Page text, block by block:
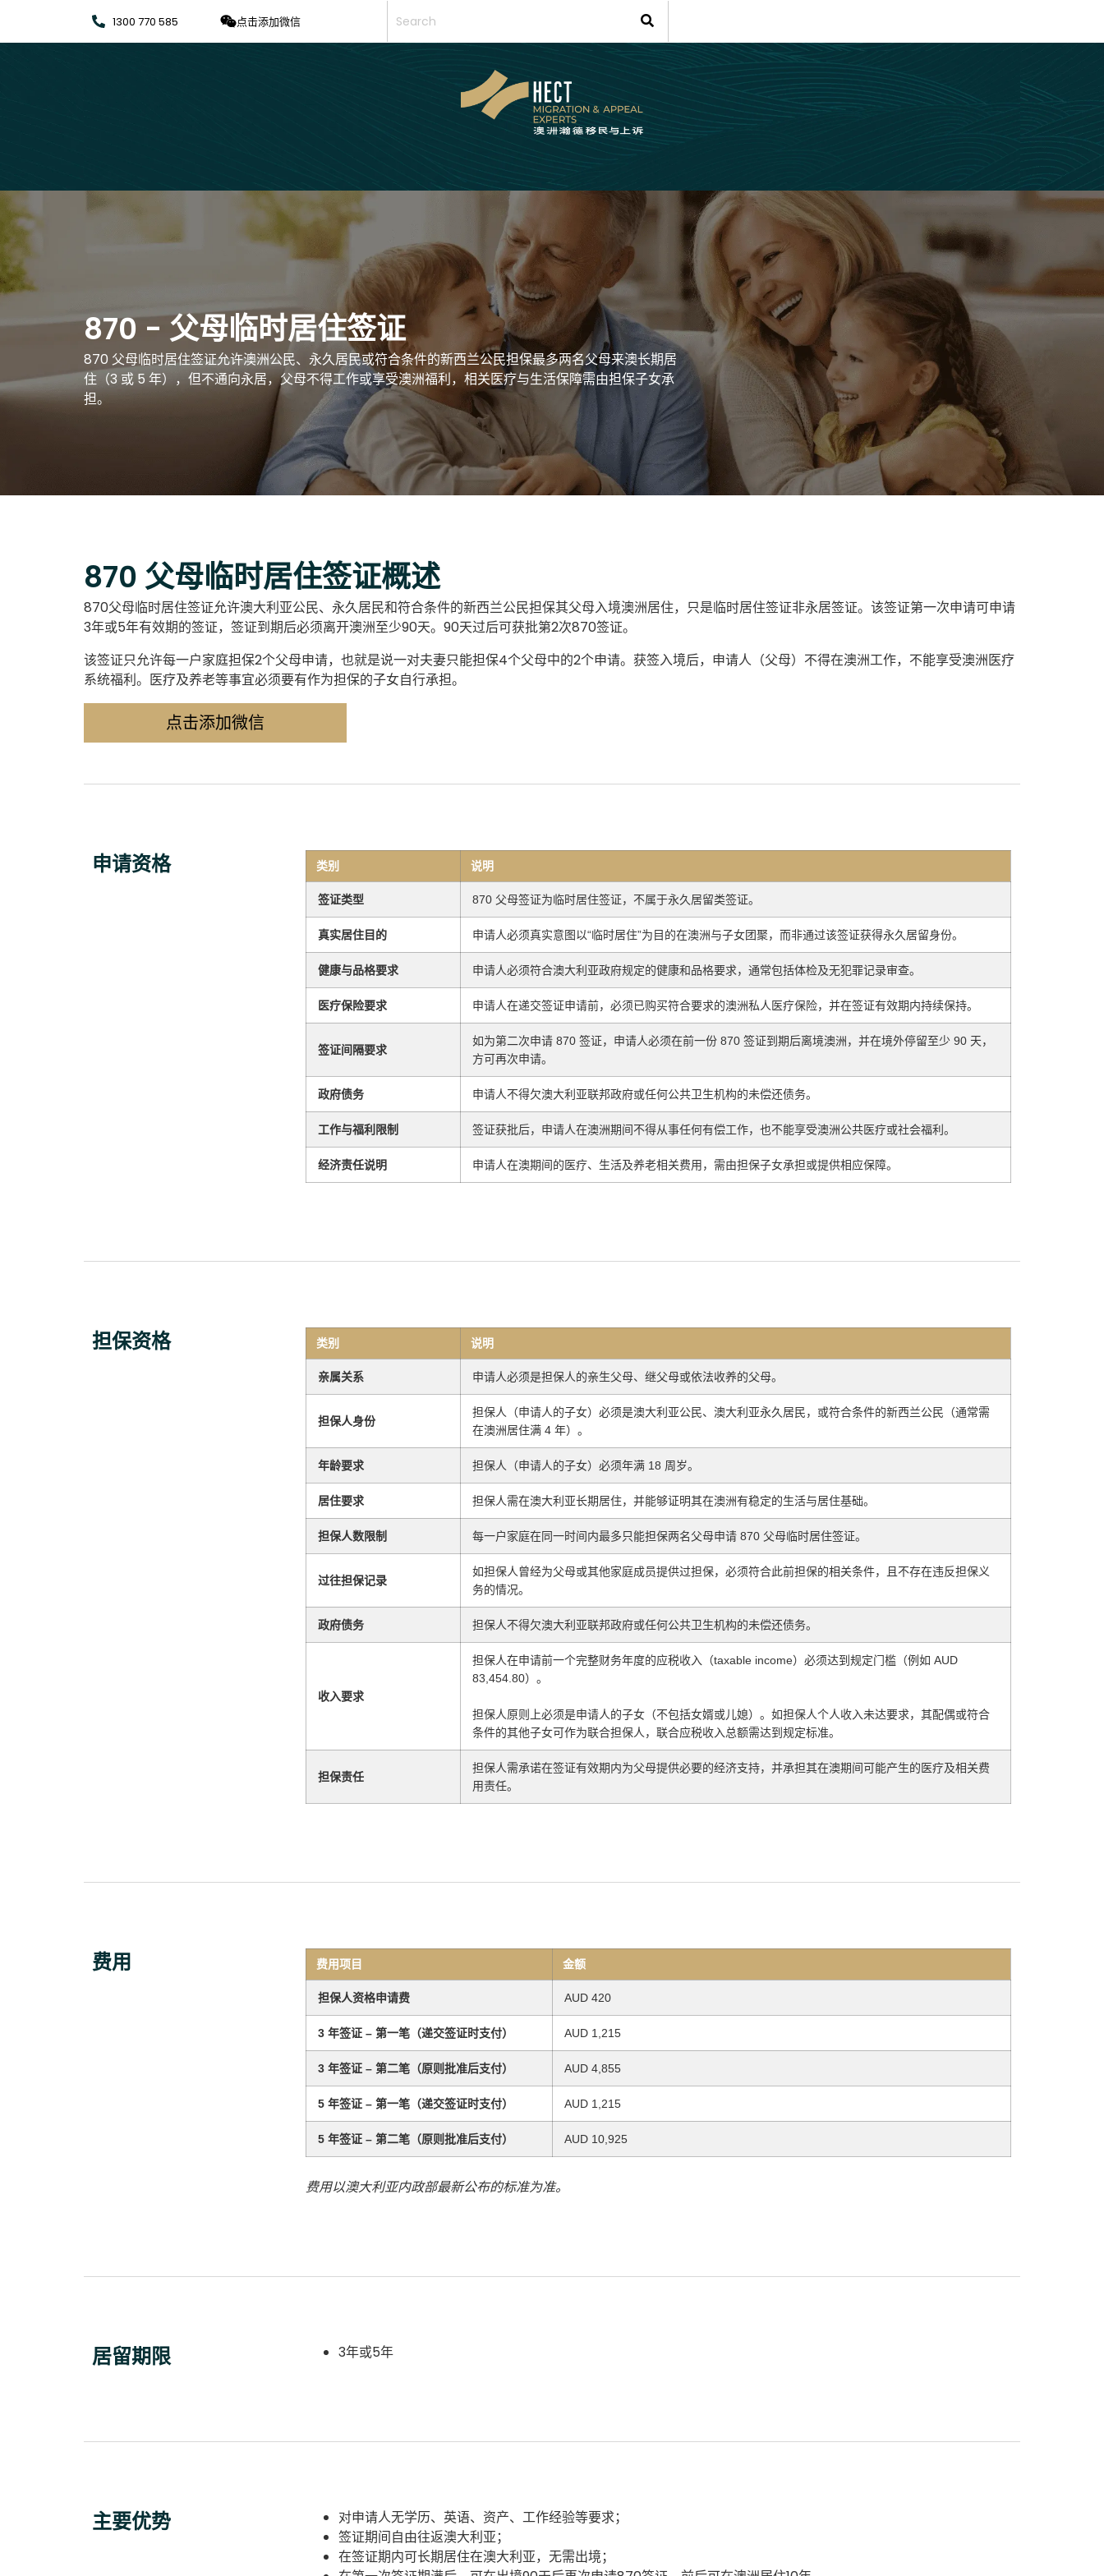
1300 770 585 点击添加微信
870 - 父母临时居住签证
870 父母临时居住签证允许澳洲公民、永久居民或符合条件的新西兰公民担保最多两名父母来澳长期居
住（3 或 5 年），但不通向永居，父母不得工作或享受澳洲福利，相关医疗与生活保障需由担保子女承
担。
870 父母临时居住签证概述
870父母临时居住签证允许澳大利亚公民、永久居民和符合条件的新西兰公民担保其父母入境澳洲居住，只是临时居住签证非永居签证。该签证第一次申请可申请
3年或5年有效期的签证，签证到期后必须离开澳洲至少90天。90天过后可获批第2次870签证。
该签证只允许每一户家庭担保2个父母申请，也就是说一对夫妻只能担保4个父母中的2个申请。获签入境后，申请人（父母）不得在澳洲工作，不能享受澳洲医疗
系统福利。医疗及养老等事宜必须要有作为担保的子女自行承担。
点击添加微信
申请资格 类别 说明
签证类型 870 父母签证为临时居住签证，不属于永久居留类签证。
真实居住目的 申请人必须真实意图以“临时居住”为目的在澳洲与子女团聚，而非通过该签证获得永久居留身份。
健康与品格要求 申请人必须符合澳大利亚政府规定的健康和品格要求，通常包括体检及无犯罪记录审查。
医疗保险要求 申请人在递交签证申请前，必须已购买符合要求的澳洲私人医疗保险，并在签证有效期内持续保持。
签证间隔要求
如为第二次申请 870 签证，申请人必须在前一份 870 签证到期后离境澳洲，并在境外停留至少 90 天，
方可再次申请。
政府债务 申请人不得欠澳大利亚联邦政府或任何公共卫生机构的未偿还债务。
工作与福利限制 签证获批后，申请人在澳洲期间不得从事任何有偿工作，也不能享受澳洲公共医疗或社会福利。
经济责任说明 申请人在澳期间的医疗、生活及养老相关费用，需由担保子女承担或提供相应保障。
担保资格 类别 说明
亲属关系 申请人必须是担保人的亲生父母、继父母或依法收养的父母。
担保人身份
担保人（申请人的子女）必须是澳大利亚公民、澳大利亚永久居民，或符合条件的新西兰公民（通常需
在澳洲居住满 4 年）。
年龄要求 担保人（申请人的子女）必须年满 18 周岁。
居住要求 担保人需在澳大利亚长期居住，并能够证明其在澳洲有稳定的生活与居住基础。
担保人数限制 每一户家庭在同一时间内最多只能担保两名父母申请 870 父母临时居住签证。
过往担保记录
如担保人曾经为父母或其他家庭成员提供过担保，必须符合此前担保的相关条件，且不存在违反担保义
务的情况。
政府债务 担保人不得欠澳大利亚联邦政府或任何公共卫生机构的未偿还债务。
收入要求
担保人在申请前一个完整财务年度的应税收入（taxable income）必须达到规定门槛（例如 AUD
83,454.80）。
担保人原则上必须是申请人的子女（不包括女婿或儿媳）。如担保人个人收入未达要求，其配偶或符合
条件的其他子女可作为联合担保人，联合应税收入总额需达到规定标准。
担保责任
担保人需承诺在签证有效期内为父母提供必要的经济支持，并承担其在澳期间可能产生的医疗及相关费
用责任。
费用 费用项目 金额
担保人资格申请费 AUD 420
3 年签证 – 第一笔（递交签证时支付） AUD 1,215
3 年签证 – 第二笔（原则批准后支付） AUD 4,855
5 年签证 – 第一笔（递交签证时支付） AUD 1,215
5 年签证 – 第二笔（原则批准后支付） AUD 10,925
费用以澳大利亚内政部最新公布的标准为准。
居留期限 3年或5年
主要优势
对申请人无学历、英语、资产、工作经验等要求；
签证期间自由往返澳大利亚；
在签证期内可长期居住在澳大利亚，无需出境；